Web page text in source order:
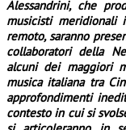
Alessandrini, che
musicisti meridionali
remoto, saranno
collaboratori della
alcuni dei maggiori
musica italiana tra
approfondimenti
contesto in cui si